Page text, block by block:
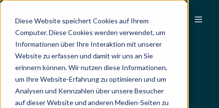
Diese Website speichert Cookies auf Ihrem
Computer. Diese Cookies werden verwendet, um
Informationen über Ihre Interaktion mit unserer
Website zu erfassen und damit wir uns an Sie
erinnern können. Wir nutzen diese Informationen,
um Ihre Website-Erfahrung zu optimieren und um
Analysen und Kennzahlen über unsere Besucher
auf dieser Website und anderen Medien-Seiten zu